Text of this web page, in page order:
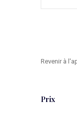
Revenir à
Prix